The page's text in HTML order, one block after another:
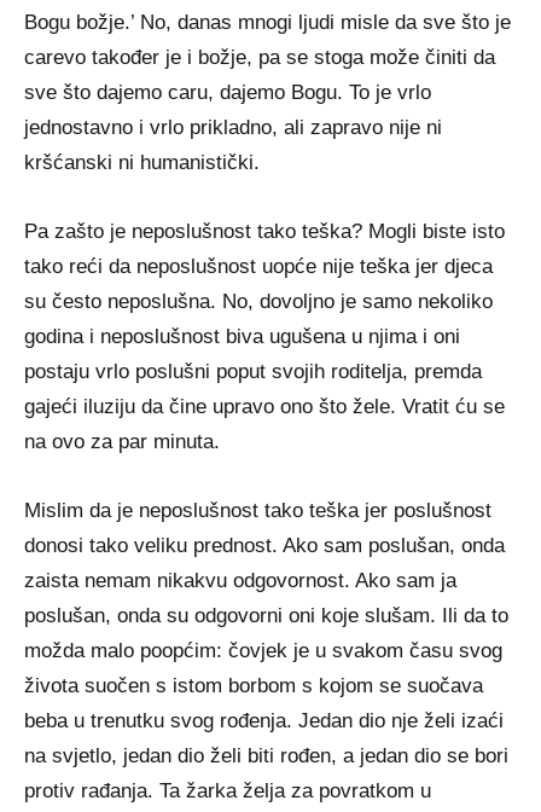
Bogu božje.’ No, danas mnogi ljudi misle da sve što je
carevo također je i božje, pa se stoga može činiti da
sve što dajemo caru, dajemo Bogu. To je vrlo
jednostavno i vrlo prikladno, ali zapravo nije ni
kršćanski ni humanistički.
Pa zašto je neposlušnost tako teška? Mogli biste isto
tako reći da neposlušnost uopće nije teška jer djeca
su često neposlušna. No, dovoljno je samo nekoliko
godina i neposlušnost biva ugušena u njima i oni
postaju vrlo poslušni poput svojih roditelja, premda
gajeći iluziju da čine upravo ono što žele. Vratit ću se
na ovo za par minuta.
Mislim da je neposlušnost tako teška jer poslušnost
donosi tako veliku prednost. Ako sam poslušan, onda
zaista nemam nikakvu odgovornost. Ako sam ja
poslušan, onda su odgovorni oni koje slušam. Ili da to
možda malo poopćim: čovjek je u svakom času svog
života suočen s istom borbom s kojom se suočava
beba u trenutku svog rođenja. Jedan dio nje želi izaći
na svjetlo, jedan dio želi biti rođen, a jedan dio se bori
protiv rađanja. Ta žarka želja za povratkom u